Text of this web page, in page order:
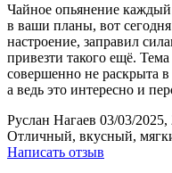
Чайное опьянение
в ваши планы, вот
настроение, заправил
привезти такого ещё.
совершенно не раскрыта
а ведь это интересно и
Руслан Нагаев 03/03/2025,
Отличный, вкусный,
Написать отзыв